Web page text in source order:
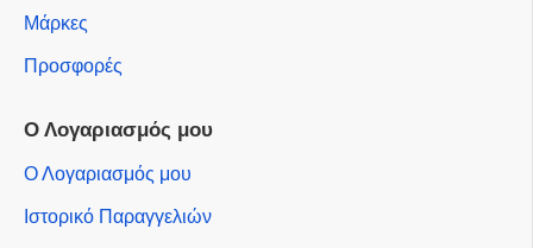
Μάρκες
Προσφορές
Ο Λογαριασμός μου
Ο Λογαριασμός μου
Ιστορικό Παραγγελιών